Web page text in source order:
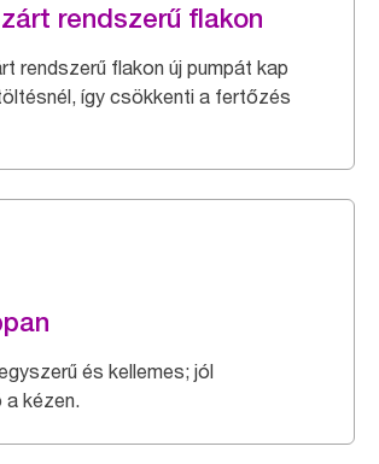
rendszerű flakon
rendszerű flakon új pumpát kap
így csökkenti a fertőzés
és kellemes; jól
kézen.